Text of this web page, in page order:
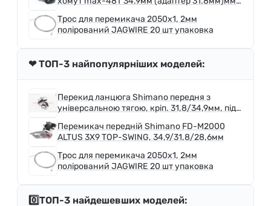
Трос для перемикача 2050х1, 2мм
полірований JAGWIRE 20 шт упаковка
❤ ТОП-3 найпопулярніших моделей:
Перекид ланцюга Shimano передня з
універсальною тягою, кріп. 31,8/34,9мм, під
Перемикач передній Shimano FD-M2000
ALTUS 3X9 TOP-SWING, 34,9/31,8/28,6мм
Трос для перемикача 2050х1, 2мм
полірований JAGWIRE 20 шт упаковка
0️⃣ТОП-3 найдешевших моделей: